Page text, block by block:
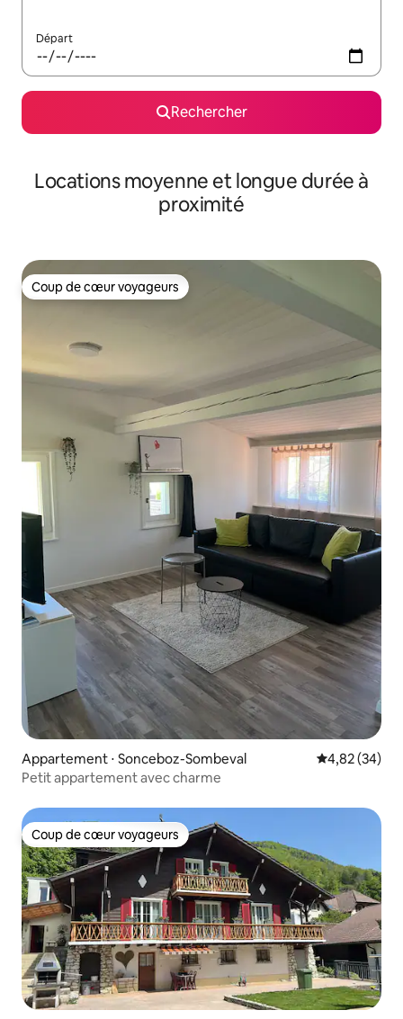
Départ
Rechercher
Locations moyenne et longue durée à
proximité
Coup de cœur voyageurs
Coup de cœur voyageurs
Appartement ⋅ Sonceboz-Sombeval Évaluation
4,82 (34)
Petit appartement avec charme
Coup de cœur voyageurs
Coup de cœur voyageurs